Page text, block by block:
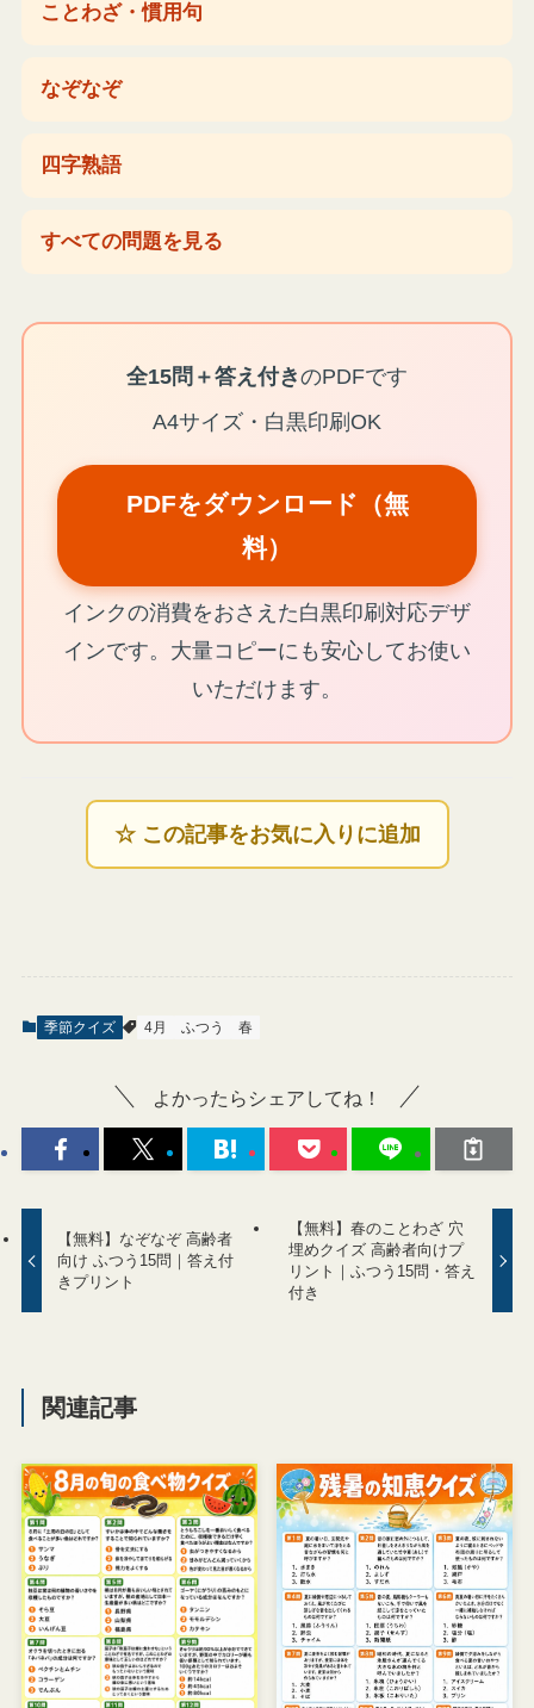
ことわざ・慣用句
なぞなぞ
四字熟語
すべての問題を見る
全15問＋答え付きのPDFです
A4サイズ・白黒印刷OK
PDFをダウンロード（無
料）
インクの消費をおさえた白黒印刷対応デザ
インです。大量コピーにも安心してお使い
いただけます。
☆ この記事をお気に入りに追加
季節クイズ 4月 ふつう 春
よかったらシェアしてね！
【無料】なぞなぞ 高齢者
向け ふつう15問｜答え付
きプリント
【無料】春のことわざ 穴
埋めクイズ 高齢者向けプ
リント｜ふつう15問・答え
付き
関連記事